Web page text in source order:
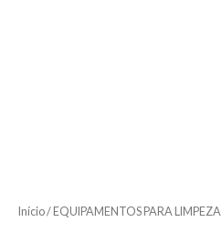
Início/ EQUIPAMENTOS PARA LIMPEZA